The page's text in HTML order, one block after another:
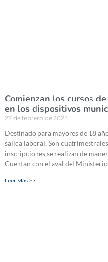
Comienzan los cursos
en los dispositivos
27 de febrero de 2024
Destinado para mayores de 18
salida laboral. Son
inscripciones se realizan de
Cuentan con el aval del
Leer Más >>